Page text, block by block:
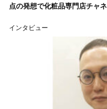
点の発想で化粧品専門店チャ
インタビュー